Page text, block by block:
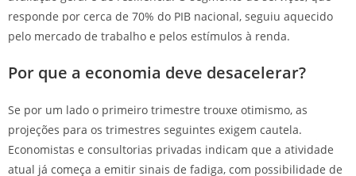
responde por cerca de 70% do PIB nacional, seguiu aquecido
pelo mercado de trabalho e pelos estímulos à renda.
Por que a economia deve desacelerar?
Se por um lado o primeiro trimestre trouxe otimismo, as
projeções para os trimestres seguintes exigem cautela.
Economistas e consultorias privadas indicam que a atividade
atual já começa a emitir sinais de fadiga, com possibilidade de